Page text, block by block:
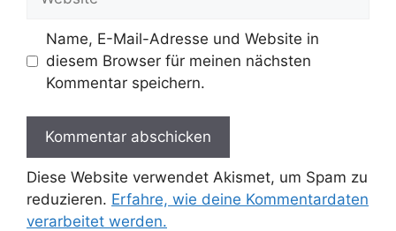
Name, E-Mail-Adresse und Website in
diesem Browser für meinen nächsten
Kommentar speichern.
Diese Website verwendet Akismet, um Spam zu
reduzieren. Erfahre, wie deine Kommentardaten
verarbeitet werden.